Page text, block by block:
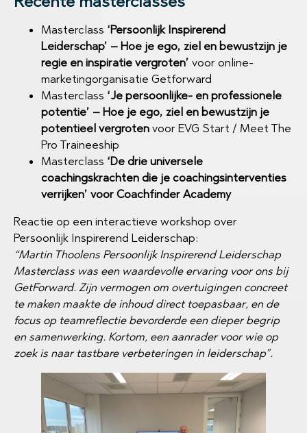
Masterclass ‘Persoonlijk Inspirerend
Leiderschap’ – Hoe je ego, ziel en bewustzijn je
regie en inspiratie vergroten’ voor online-
marketingorganisatie Getforward
Masterclass ‘Je persoonlijke- en professionele
potentie’ – Hoe je ego, ziel en bewustzijn je
potentieel vergroten voor EVG Start / Meet The
Pro Traineeship
Masterclass ‘De drie universele
coachingskrachten die je coachingsinterventies
verrijken’ voor Coachfinder Academy
Reactie op een interactieve workshop over
Persoonlijk Inspirerend Leiderschap:
“Martin Thoolens Persoonlijk Inspirerend Leiderschap
Masterclass was een waardevolle ervaring voor ons bij
GetForward. Zijn vermogen om overtuigingen concreet
te maken maakte de inhoud direct toepasbaar, en de
focus op teamreflectie bevorderde een dieper begrip
en samenwerking. Kortom, een aanrader voor wie op
zoek is naar tastbare verbeteringen in leiderschap”.